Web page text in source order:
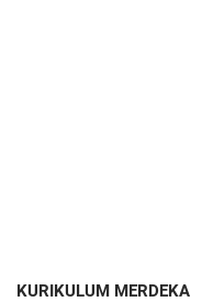
KURIKULUM MERDEKA